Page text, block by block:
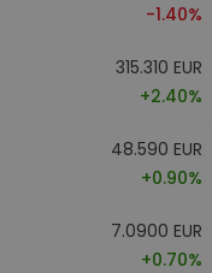
-1.40%
315.310 EUR
+2.40%
48.590 EUR
+0.90%
7.0900 EUR
+0.70%